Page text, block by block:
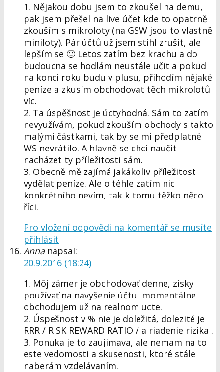
1. Nějakou dobu jsem to zkoušel na demu,
pak jsem přešel na live účet kde to opatrně
zkouším s mikroloty (na GSW jsou to vlastně
miniloty). Pár účtů už jsem stihl zrušit, ale
lepším se 🙂 Letos zatím bez krachu a do
budoucna se hodlám neustále učit a pokud
na konci roku budu v plusu, přihodím nějaké
peníze a zkusím obchodovat těch mikrolotů
víc.
2. Ta úspěšnost je úctyhodná. Sám to zatím
nevyužívám, pokud zkouším obchody s takto
malými částkami, tak by se mi předplatné
WS nevrátilo. A hlavně se chci naučit
nacházet ty příležitosti sám.
3. Obecně mě zajímá jakákoliv příležitost
vydělat peníze. Ale o téhle zatím nic
konkrétního nevím, tak k tomu těžko něco
říci.
Pro vložení odpovědi na komentář se musíte
přihlásit
Anna napsal:
20.9.2016 (18:24)
1. Môj zámer je obchodovať denne, zisky
používať na navyšenie účtu, momentálne
obchodujem už na realnom ucte.
2. Úspešnost v % nie je doležitá, dolezité je
RRR / RISK REWARD RATIO / a riadenie rizika .
3. Ponuka je to zaujimava, ale nemam na to
este vedomosti a skusenosti, ktoré stále
naberám vzdelávaním.